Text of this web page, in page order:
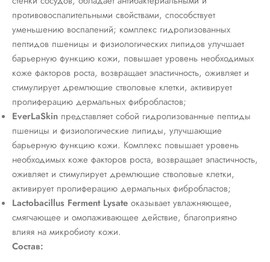
противовоспалительными свойствами, способствует
уменьшению воспалений; комплекс гидролизованных
пептидов пшеницы и физиологических липидов улучшает
барьерную функцию кожи, повышает уровень необходимых
коже факторов роста, возвращает эластичность, оживляет и
стимулирует дремлющие стволовые клетки, активирует
пролиферацию дермальных фибробластов;
EverLaSkin представляет собой гидролизованные пептиды
пшеницы и физиологические липиды, улучшающие
барьерную функцию кожи. Комплекс повышает уровень
необходимых коже факторов роста, возвращает эластичность,
оживляет и стимулирует дремлющие стволовые клетки,
активирует пролиферацию дермальных фибробластов;
Lactobacillus Ferment Lysate оказывает увлажняющее,
смягчающее и омолаживающее действие, благоприятно
влияя на микробиоту кожи.
Состав: